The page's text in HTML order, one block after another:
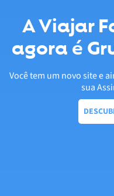
A Viajar
agora é
Você tem um novo site e
sua